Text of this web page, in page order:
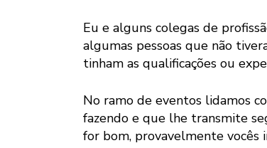
Eu e alguns colegas de
algumas pessoas que não
tinham as qualificações ou
No ramo de eventos lidamos
fazendo e que lhe transmite
for bom, provavelmente vocês